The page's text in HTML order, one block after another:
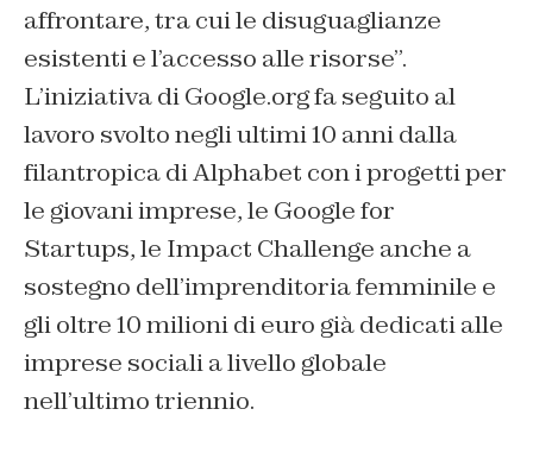
affrontare, tra cui le disuguaglianze
esistenti e l’accesso alle risorse”.
L’iniziativa di Google.org fa seguito al
lavoro svolto negli ultimi 10 anni dalla
filantropica di Alphabet con i progetti per
le giovani imprese, le Google for
Startups, le Impact Challenge anche a
sostegno dell’imprenditoria femminile e
gli oltre 10 milioni di euro già dedicati alle
imprese sociali a livello globale
nell’ultimo triennio.